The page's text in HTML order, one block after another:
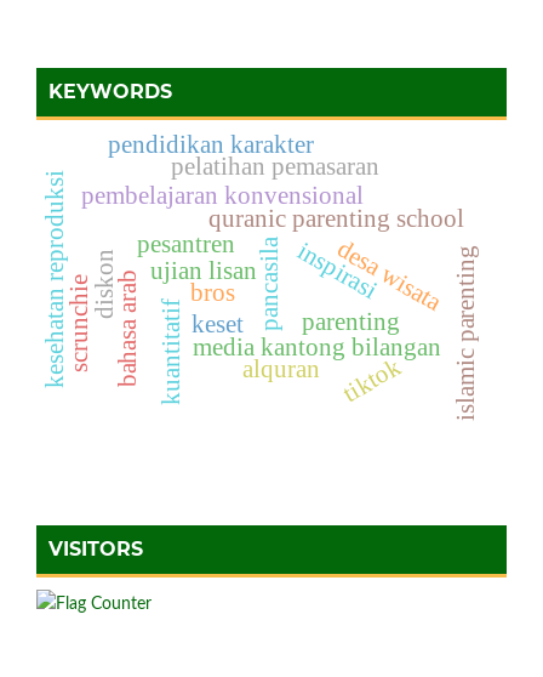
KEYWORDS
media kantong bilangan
pancasila
quranic parenting school
pesantren
ujian lisan
bahasa arab
pembelajaran konvensional
kuantitatif parenting
inspirasi
desa wisata islamic parenting
alquran
pelatihan pemasaran
tiktok
pendidikan karakter
diskon
kesehatan reproduksi keset
bros
scrunchie
VISITORS